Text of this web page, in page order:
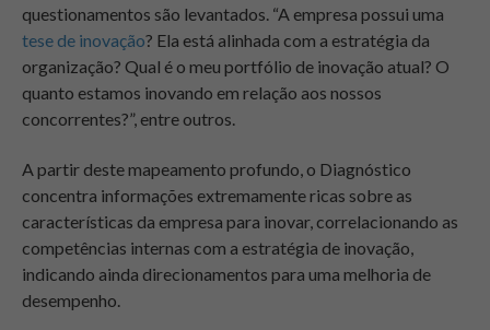
questionamentos são levantados. “A empresa possui uma
tese de inovação? Ela está alinhada com a estratégia da
organização? Qual é o meu portfólio de inovação atual? O
quanto estamos inovando em relação aos nossos
concorrentes?”, entre outros.
A partir deste mapeamento profundo, o Diagnóstico
concentra informações extremamente ricas sobre as
características da empresa para inovar, correlacionando as
competências internas com a estratégia de inovação,
indicando ainda direcionamentos para uma melhoria de
desempenho.